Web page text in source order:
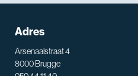
Adres
Arsenaalstraat 4
8000 Brugge